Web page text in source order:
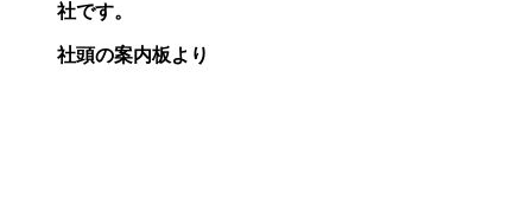
社です。
社頭の案内板より